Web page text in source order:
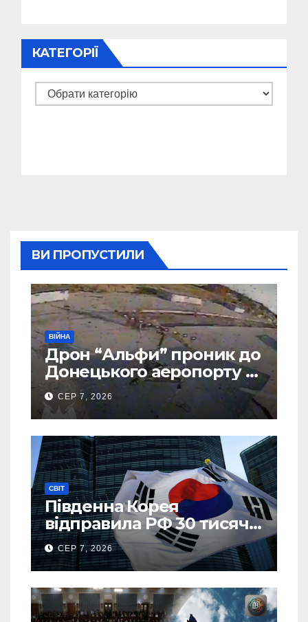
КАТЕГОРІЇ
Категорії
ВИ ПРОПУСТИЛИ
ВІЙНА
Дрон “Альфи” проник до
Донецького аеропорту та
спалив “Шахед” ще до
запуску
СЕР 7, 2026
СВІТ
Південна Корея
відправила РФ 30 тисяч
тонн авіапалива
СЕР 7, 2026